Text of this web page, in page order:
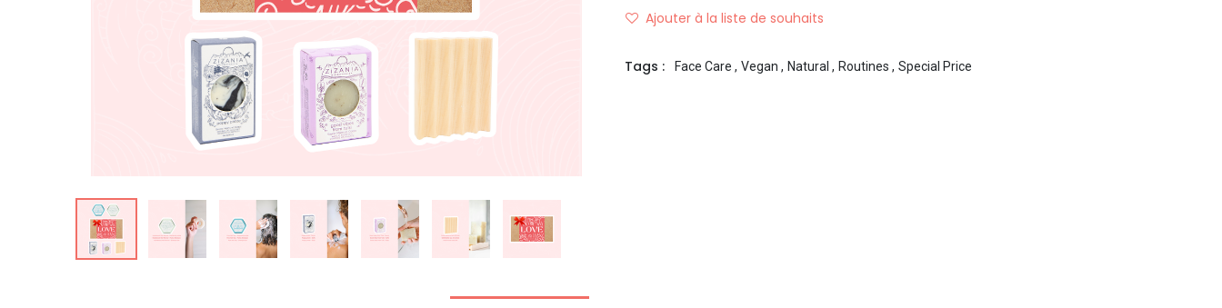
Ajouter à la liste de souhaits
Tags : Face Care , Vegan , Natural , Routines , Special Price